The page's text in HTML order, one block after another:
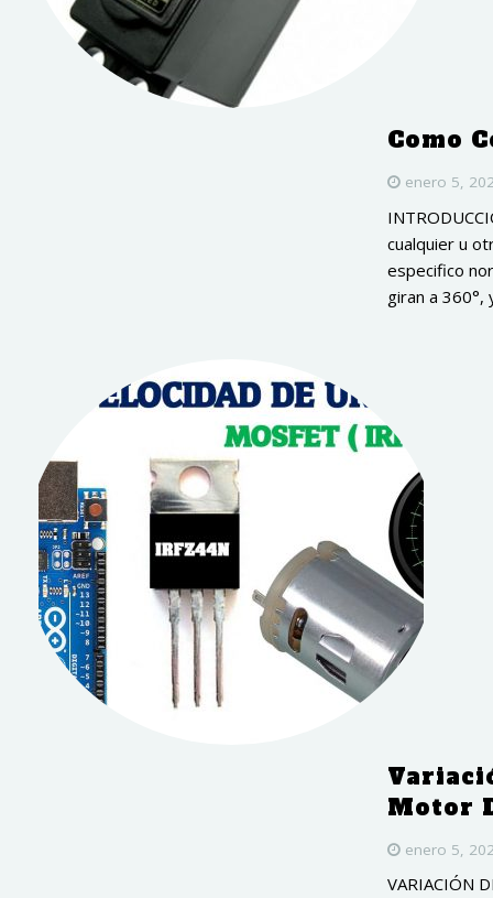
Como
enero 5,
cualquier u
especifico
giran a 360°,
Motor
enero 5,